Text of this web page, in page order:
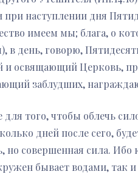
при наступлении дня
имеем мы; блага, о
в день, говорю,
и освящающий Церковь,
заблудших,
того, чтобы облечь
дней после сего,
но совершенная сила.
бывает водами, так